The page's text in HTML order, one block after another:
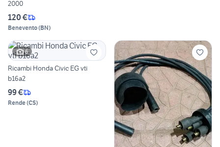
2000
120 €
Benevento(BN)
6
Ricambi Honda Civic EG vti
b16a2
99 €
Rende(CS)